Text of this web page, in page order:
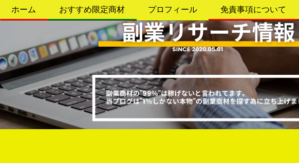
ホーム おすすめ限定商材 プロフィール 免責事項について